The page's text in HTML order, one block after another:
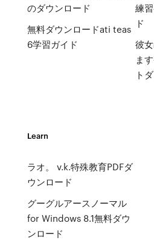
のダウンロード
無料ダウンロードati teas
6学習ガイド
練
ド
彼
ま
ト
Learn
ラオ。 v.k.特殊教育PDFダ
ウンロード
グーグルアースノーマル
for Windows 8.1無料ダウ
ンロード